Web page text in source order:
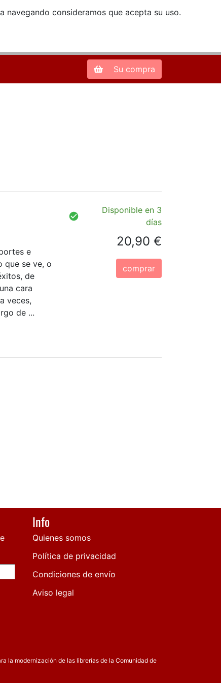
consideramos que acepta su uso.
Zona de Clientes
Su compra
e
que se ve, o
de
cara
veces,
de ...
Disponible en 3
días
20,90 €
comprar
Info
Quienes somos
Política de privacidad
Condiciones de envío
Aviso legal
la modernización de las librerías de la Comunidad de